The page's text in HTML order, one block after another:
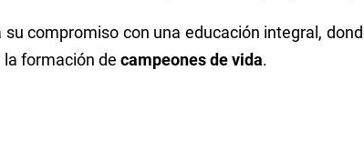
compromiso con una educación integral,
formación de campeones de vida.